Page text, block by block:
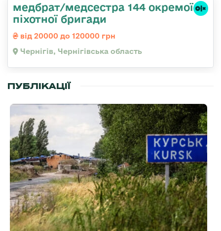
медбрат/медсестра 144 окремої
піхотної бригади
від 20000 до 120000 грн
Чернігів, Чернігівська область
ПУБЛІКАЦІЇ